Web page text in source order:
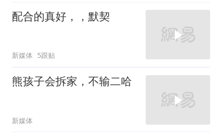
配合的真好，，默契
新媒体 5跟贴
熊孩子会拆家，不输二哈
新媒体